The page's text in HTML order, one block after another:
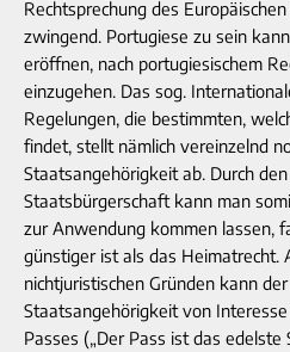
Rechtsprechung des
zwingend. Portugiese zu sein
eröffnen, nach portugiesischem
einzugehen. Das sog.
Regelungen, die bestimmten,
findet, stellt nämlich vereinzelnd
Staatsangehörigkeit ab. Durch
Staatsbürgerschaft kann man
zur Anwendung kommen lassen,
günstiger ist als das Heimatrecht.
nichtjuristischen Gründen kann
Staatsangehörigkeit von
Passes („Der Pass ist das